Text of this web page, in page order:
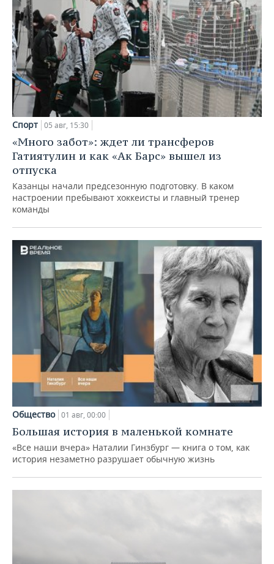
Спорт 05 авг, 15:30
«Много забот»: ждет ли трансферов
Гатиятулин и как «Ак Барс» вышел из
отпуска
Казанцы начали предсезонную подготовку. В каком
настроении пребывают хоккеисты и главный тренер
команды
Общество 01 авг, 00:00
Большая история в маленькой комнате
«Все наши вчера» Наталии Гинзбург — книга о том, как
история незаметно разрушает обычную жизнь